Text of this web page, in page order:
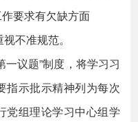
要求有欠缺方面
不准规范。
议题”制度，将学习习
指示批示精神列为每次
党组理论学习中心组学